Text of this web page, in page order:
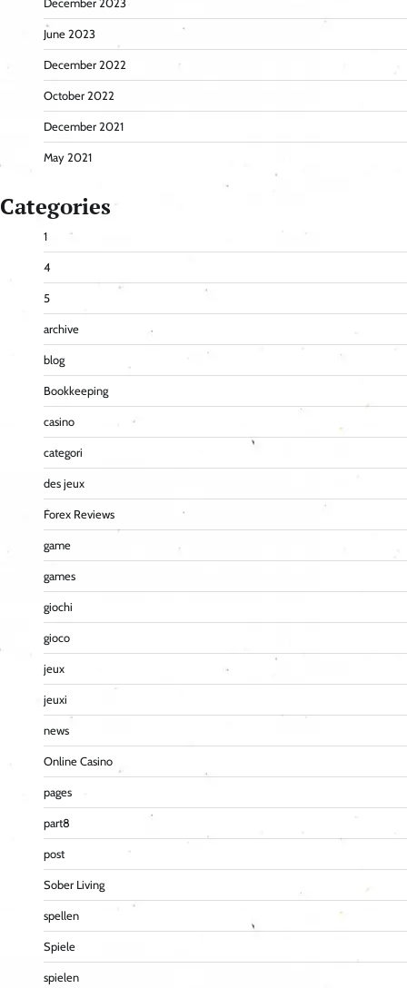
December 2023
June 2023
December 2022
October 2022
December 2021
May 2021
Categories
1
4
5
archive
blog
Bookkeeping
casino
categori
des jeux
Forex Reviews
game
games
giochi
gioco
jeux
jeuxi
news
Online Casino
pages
part8
post
Sober Living
spellen
Spiele
spielen